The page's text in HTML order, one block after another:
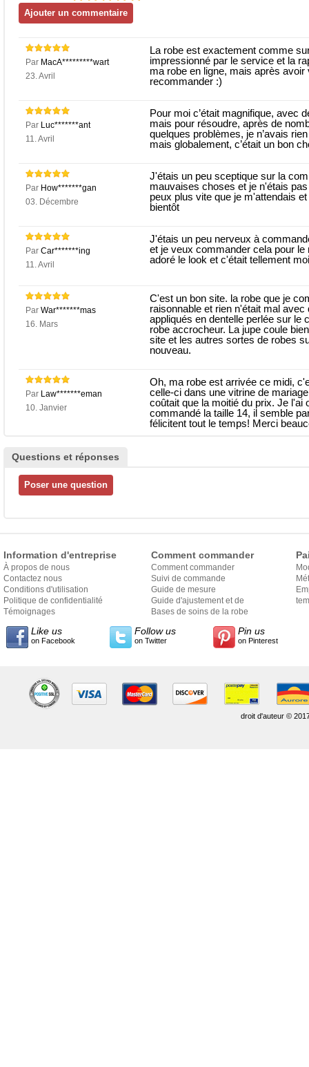
Par MacA*********wart
23. Avril
La robe est exactement comme
impressionné par le service et la
ma robe en ligne, mais après
recommander :)
Par Luc*******ant
11. Avril
Pour moi c’était magnifique, avec
mais pour résoudre, après de
quelques problèmes, je n’avais
mais globalement, c’était un bon
Par How*******gan
03. Décembre
J'étais un peu sceptique sur la
mauvaises choses et je n'étais
peux plus vite que je m'attendais
bientôt
Par Car*******ing
11. Avril
J'étais un peu nerveux à
et je veux commander cela pour
adoré le look et c'était tellement
Par War*******mas
16. Mars
C'est un bon site. la robe que je
raisonnable et rien n'était mal
appliqués en dentelle perlée sur le
robe accrocheur. La jupe coule
site et les autres sortes de robes
nouveau.
Par Law*******eman
10. Janvier
Oh, ma robe est arrivée ce midi,
celle-ci dans une vitrine de
coûtait que la moitié du prix. Je l'ai
commandé la taille 14, il semble
félicitent tout le temps! Merci
Questions et réponses
Information d'entreprise
À propos de nous
Contactez nous
Conditions d'utilisation
Politique de confidentialité
Témoignages
Comment commander
Comment commander
Suivi de commande
Guide de mesure
Guide d'ajustement et de
style
Bases de soins de la robe
Like us
on Facebook
Follow us
on Twitter
Pin us
on Pinterest
droit d'auteur ©